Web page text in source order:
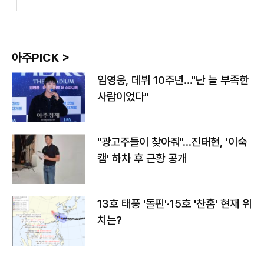
아주PICK >
임영웅, 데뷔 10주년…"난 늘 부족한
사람이었다"
"광고주들이 찾아줘"…진태현, '이숙
캠' 하차 후 근황 공개
13호 태풍 '돌핀'·15호 '찬홈' 현재 위
치는?